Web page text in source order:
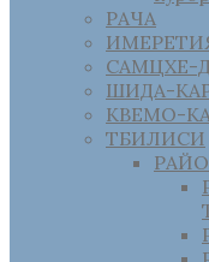
РАЧА
САМЦХЕ-
ШИДА-
КВЕМО-
ТБИЛИСИ